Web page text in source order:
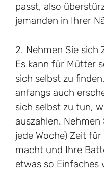
passt, also
jemanden in Ihrer
2. Nehmen Sie sich
Es kann für Mütter
sich selbst zu
anfangs auch
sich selbst zu tun,
auszahlen. Nehmen
jede Woche) Zeit
macht und Ihre
etwas so Einfaches